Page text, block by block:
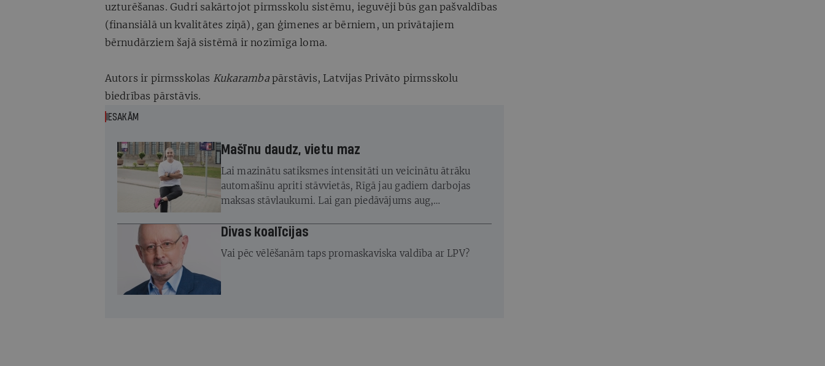
uzturēšanas. Gudri sakārtojot pirmsskolu sistēmu, ieguvēji būs gan pašvaldības
(finansiālā un kvalitātes ziņā), gan ģimenes ar bērniem, un privātajiem
bērnudārziem šajā sistēmā ir nozīmīga loma.
Autors ir pirmsskolas Kukaramba pārstāvis, Latvijas Privāto pirmsskolu
biedrības pārstāvis.
IESAKĀM
Mašīnu daudz, vietu maz
Lai mazinātu satiksmes intensitāti un veicinātu ātrāku
automašīnu apriti stāvvietās, Rīgā jau gadiem darbojas
maksas stāvlaukumi. Lai gan piedāvājums aug,
pieprasījums joprojām ir lielāks
Divas koalīcijas
Vai pēc vēlēšanām taps promaskaviska valdība ar LPV?